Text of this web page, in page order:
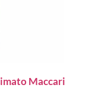
Maccari